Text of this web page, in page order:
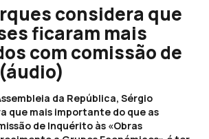
considera que
ficaram mais
com comissão de
da República, Sérgio
que mais importante do que as
de Inquérito às «Obras